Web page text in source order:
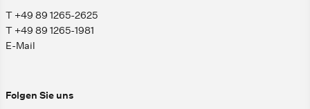
T +49 89 1265-2625
T +49 89 1265-1981
E-Mail
Folgen Sie uns